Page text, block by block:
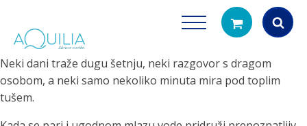
Products
search
Neki dani traže dugu šetnju, neki razgovor s dragom
osobom, a neki samo nekoliko minuta mira pod toplim
tušem.